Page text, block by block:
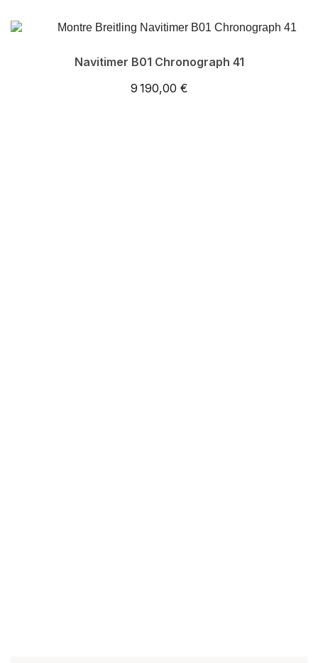
Navitimer B01 Chronograph 41
9 190,00 €